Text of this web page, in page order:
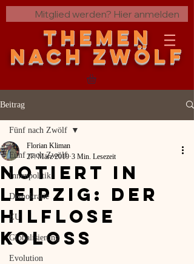
Mitglied werden? Hier anmelden
THEMEN
nach zwölf
Beitrag
Fünf nach Zwölf
Innenpolitik
Demokratie
EU
Globalisierung
Evolution
Fünf nach Zwölf
Notiert in
Leipzig: der
hilflose
Koloss
Florian Kliman
27. März 2019 3 Min. Lesezeit